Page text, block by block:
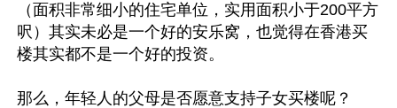
（面积非常细小的住宅单位，实用面积小于200平方
呎）其实未必是一个好的安乐窝，也觉得在香港买
楼其实都不是一个好的投资。
那么，年轻人的父母是否愿意支持子女买楼呢？